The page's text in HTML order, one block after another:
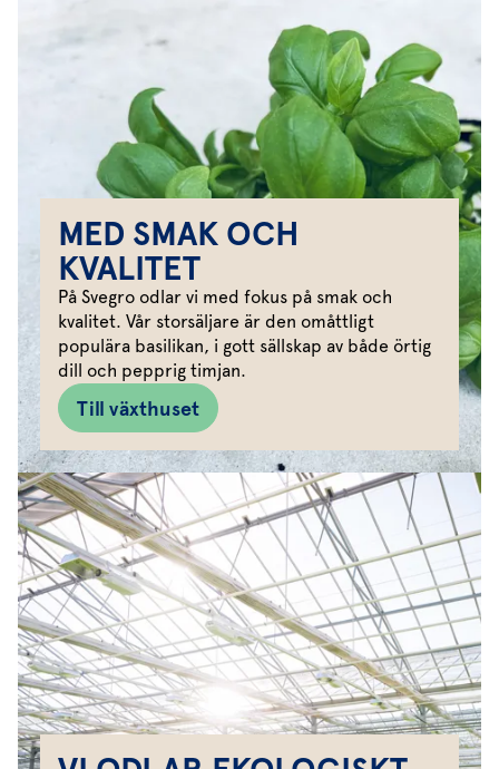
MED SMAK OCH
KVALITET
På Svegro odlar vi med fokus på smak och
kvalitet. Vår storsäljare är den omåttligt
populära basilikan, i gott sällskap av både örtig
dill och pepprig timjan.
Till växthuset